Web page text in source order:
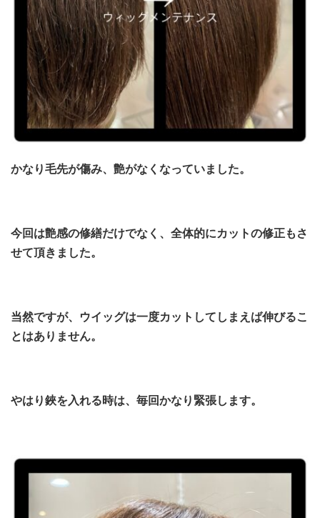
かなり毛先が傷み、艶がなくなっていました。
今回は艶感の修繕だけでなく、全体的にカットの修正もさ
せて頂きました。
当然ですが、ウイッグは一度カットしてしまえば伸びるこ
とはありません。
やはり鋏を入れる時は、毎回かなり緊張します。